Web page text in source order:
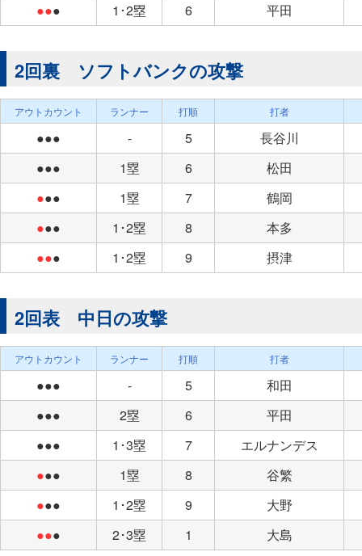
●●● 1･2塁 6 平田
2回裏 ソフトバンクの攻撃
アウトカウント ランナー 打順 打者
●●● - 5
長谷川
●●●
1塁 6
松田
●●● 1塁 7
鶴岡
●●● 1･2塁 8
本多
●●● 1･2塁 9 摂津
2回表 中日の攻撃
アウトカウント ランナー 打順 打者
●●● - 5
和田
●●●
2塁 6
平田
●●●
1･3塁 7
エルナンデス
●●● 1塁 8
谷繁
●●● 1･2塁 9
大野
●●● 2･3塁 1 大島